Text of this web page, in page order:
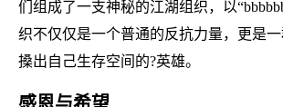
们组成了一支神秘的江湖组织，以
织不仅仅是一个普通的反抗力量，更是一
搡出自己生存空间的?英雄。
感恩与希望